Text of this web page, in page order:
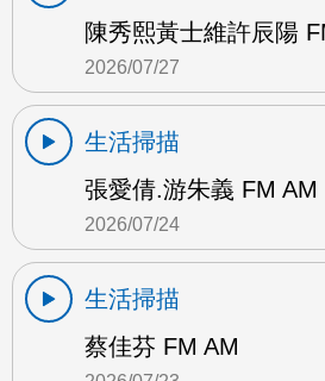
陳秀熙黃士維許辰陽
2026/07/27
生活掃描
張愛倩.游朱義 FM AM
2026/07/24
生活掃描
蔡佳芬 FM AM